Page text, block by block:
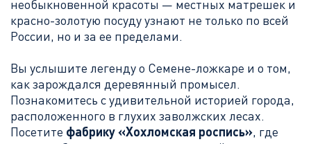
необыкновенной красоты — местных матрешек и
красно-золотую посуду узнают не только по всей
России, но и за ее пределами.
Вы услышите легенду о Семене-ложкаре и о том,
как зарождался деревянный промысел.
Познакомитесь с удивительной историей города,
расположенного в глухих заволжских лесах.
Посетите фабрику «Хохломская роспись», где